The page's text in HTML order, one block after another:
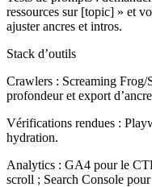
ressources sur [topic] » et
ajuster ancres et intros.
Stack d’outils
Crawlers : Screaming Frog/
profondeur et export
Vérifications rendues :
hydration.
Analytics : GA4 pour le
scroll ; Search Console